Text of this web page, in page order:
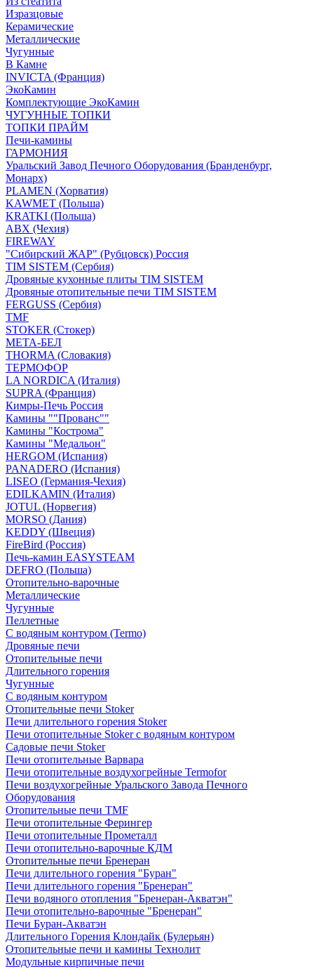
Изразцовые
Керамические
Металлические
Чугунные
В Камне
INVICTA (Франция)
ЭкоКамин
Комплектующие ЭкоКамин
ЧУГУННЫЕ ТОПКИ
ТОПКИ ПРАЙМ
Печи-камины
ГАРМОНИЯ
Уральский Завод Печного Оборудования (Бранденбург,
Монарх)
PLAMEN (Хорватия)
KAWMET (Польша)
KRATKI (Польша)
ABX (Чехия)
FIREWAY
"Сибирский ЖАР" (Рубцовск) Россия
TIM SISTEM (Сербия)
Дровяные кухонные плиты TIM SISTEM
Дровяные отопительные печи TIM SISTEM
FERGUSS (Сербия)
TMF
STOKER (Стокер)
МЕТА-БЕЛ
THORMA (Словакия)
ТЕРМОФОР
LA NORDICA (Италия)
SUPRA (Франция)
Кимры-Печь Россия
Камины ""Прованс""
Камины "Кострома"
Камины "Медальон"
HERGOM (Испания)
PANADERO (Испания)
LISEO (Германия-Чехия)
EDILKAMIN (Италия)
JOTUL (Норвегия)
MORSO (Дания)
KEDDY (Швеция)
FireBird (Россия)
Печь-камин EASYSTEAM
DEFRO (Польша)
Отопительно-варочные
Металлические
Чугунные
Пеллетные
С водяным контуром (Termo)
Дровяные печи
Отопительные печи
Длительного горения
Чугунные
C водяным контуром
Отопительные печи Stoker
Печи длительного горения Stoker
Печи отопительные Stoker с водяным контуром
Садовые печи Stoker
Печи отопительные Варвара
Печи отопительные воздухогрейные Termofor
Печи воздухогрейные Уральского Завода Печного
Оборудования
Отопительные печи TMF
Печи отопительные Ферингер
Печи отопительные Прометалл
Печи отопительно-варочные КДМ
Отопительные печи Бренеран
Печи длительного горения "Буран"
Печи длительного горения "Бренеран"
Печи водяного отопления "Бренеран-Акватэн"
Печи отопительно-варочные "Бренеран"
Печи Буран-Акватэн
Длительного Горения Клондайк (Булерьян)
Отопительные печи и камины Технолит
Модульные кирпичные печи